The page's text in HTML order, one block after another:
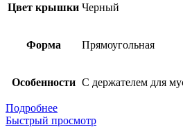
Цвет крышки Черный
Форма Прямоугольная
Особенности С держателем для
Подробнее
Быстрый просмотр